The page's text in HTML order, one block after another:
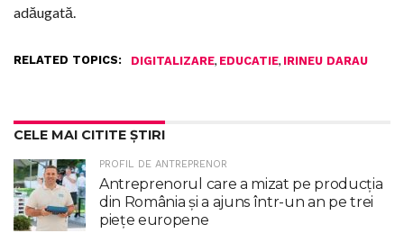
adăugată.
RELATED TOPICS: DIGITALIZARE, EDUCATIE, IRINEU DARAU
CELE MAI CITITE ȘTIRI
PROFIL DE ANTREPRENOR
Antreprenorul care a mizat pe producția
din România și a ajuns într-un an pe trei
piețe europene